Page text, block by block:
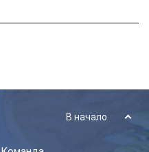
В начало